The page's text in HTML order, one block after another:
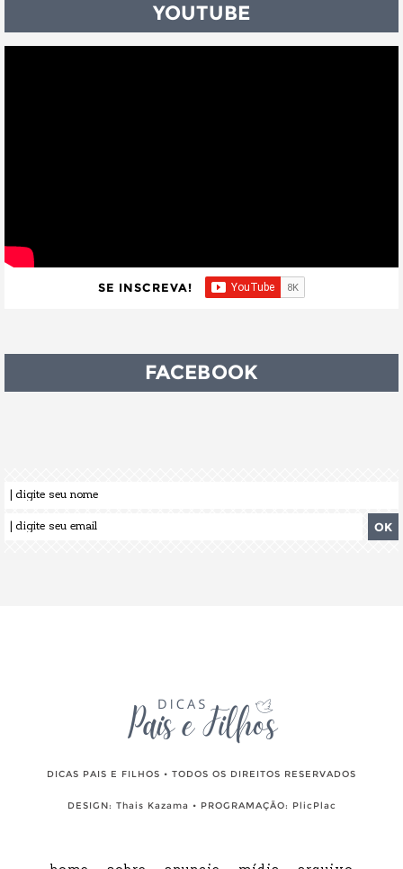
YOUTUBE
SE INSCREVA!
FACEBOOK
DICAS PAIS E FILHOS • TODOS OS DIREITOS RESERVADOS
DESIGN: Thais Kazama • PROGRAMAÇÃO: PlicPlac